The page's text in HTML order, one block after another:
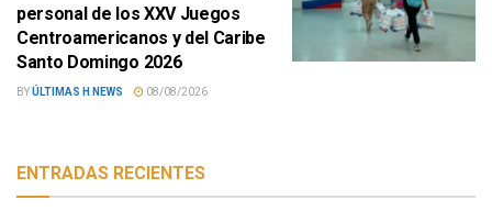
personal de los XXV Juegos
Centroamericanos y del Caribe
Santo Domingo 2026
BYÚLTIMAS H NEWS 08/08/2026
ENTRADAS RECIENTES